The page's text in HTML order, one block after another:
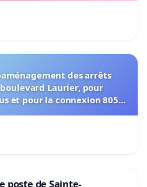
des arrêts
Laurier, pour
et pour la connexion 805-
poste de Sainte-